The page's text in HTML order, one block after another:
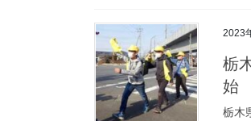
2023
栃木県矢板署で横断歩行者保護の「イエローサイン作戦」を開
始
栃木